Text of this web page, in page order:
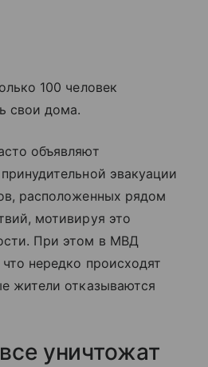
100 человек
свои дома.
объявляют
эвакуации
расположенных рядом
мотивируя это
При этом в МВД
нередко происходят
жители отказываются
уничтожат